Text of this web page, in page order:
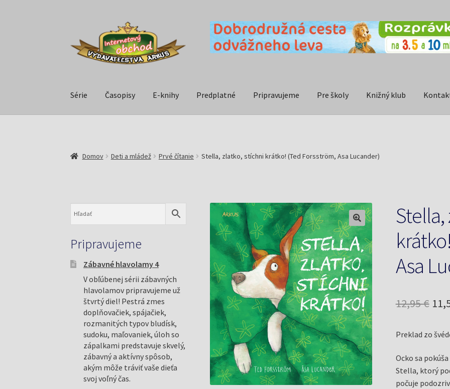
Série Časopisy E-knihy Predplatné Pripravujeme Pre školy Knižný klub
Domov Deti a mládež Prvé čítanie Stella, zlatko, stíchni krátko! (Ted Forsström, Asa Lucander)
Asa
12,95€
Preklad zo
Ocko sa
Stella, ktorý
počuje
Pripravujeme
Zábavné hlavolamy 4
V obľúbenej sérii zábavných
hlavolamov pripravujeme už
štvrtý diel! Pestrá zmes
doplňovačiek, spájačiek,
rozmanitých typov bludísk,
sudoku, maľovaniek, úloh so
zápalkami predstavuje skvelý,
zábavný a aktívny spôsob,
akým môže tráviť vaše dieťa
svoj voľný čas.